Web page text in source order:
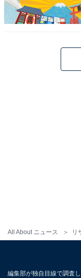
All About ニュース リ
編集部が独自目線で調査